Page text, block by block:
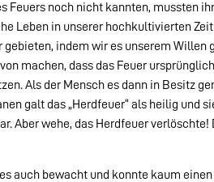
noch nicht kannten, mussten
Leben in unserer hochkultivierten
indem wir es unserem Willen
machen, dass das Feuer
Als der Mensch es dann in Besitz
galt das „Herdfeuer“ als heilig und
Aber wehe, das Herdfeuer
auch bewacht und konnte kaum